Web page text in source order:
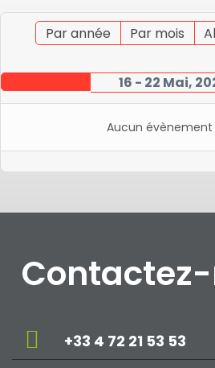
Par année Par mois
16 - 22 Mai,
Aucun
+33 4 72 21 53 53